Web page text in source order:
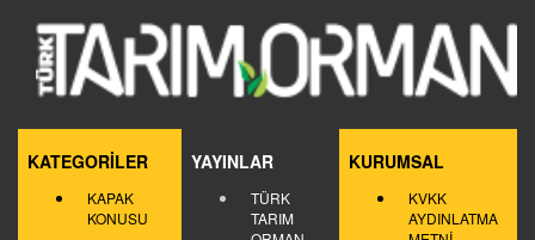
KATEGORİLER
KAPAK
KONUSU
YAYINLAR
TÜRK
TARIM
KURUMSAL
KVKK
AYDINLATMA